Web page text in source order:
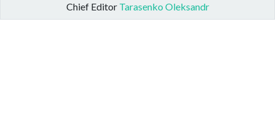
Chief Editor Tarasenko Oleksandr